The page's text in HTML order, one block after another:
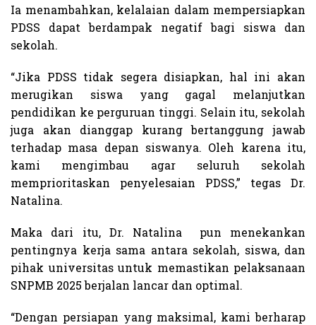
Ia menambahkan, kelalaian dalam mempersiapkan
PDSS dapat berdampak negatif bagi siswa dan
sekolah.
“Jika PDSS tidak segera disiapkan, hal ini akan
merugikan siswa yang gagal melanjutkan
pendidikan ke perguruan tinggi. Selain itu, sekolah
juga akan dianggap kurang bertanggung jawab
terhadap masa depan siswanya. Oleh karena itu,
kami mengimbau agar seluruh sekolah
memprioritaskan penyelesaian PDSS,” tegas Dr.
Natalina.
Maka dari itu, Dr. Natalina pun menekankan
pentingnya kerja sama antara sekolah, siswa, dan
pihak universitas untuk memastikan pelaksanaan
SNPMB 2025 berjalan lancar dan optimal.
“Dengan persiapan yang maksimal, kami berharap